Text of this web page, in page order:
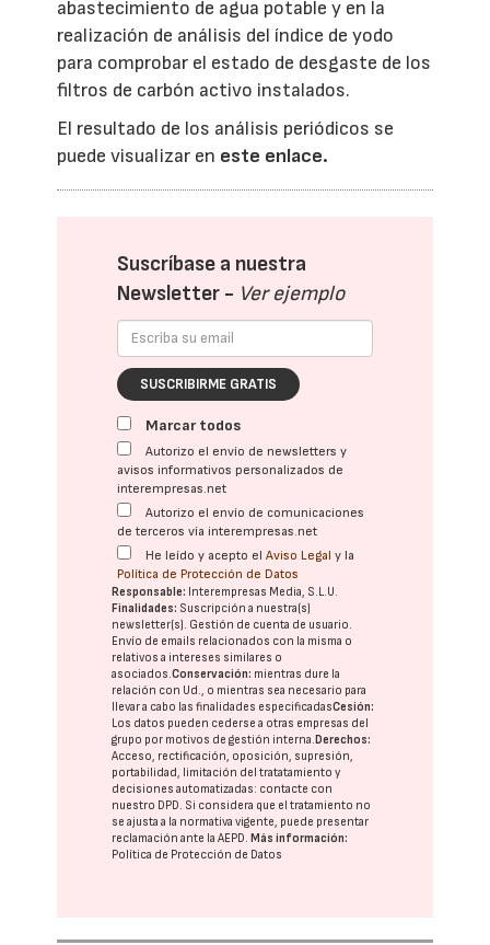
abastecimiento de agua potable y en la
realización de análisis del índice de yodo
para comprobar el estado de desgaste de los
filtros de carbón activo instalados.
El resultado de los análisis periódicos se
puede visualizar en este enlace.
Suscríbase a nuestra
Newsletter - Ver ejemplo
SUSCRIBIRME GRATIS
Marcar todos
Autorizo el envío de newsletters y
avisos informativos personalizados de
interempresas.net
Autorizo el envío de comunicaciones
de terceros vía interempresas.net
He leído y acepto elAviso Legal y la
Política de Protección de Datos
Responsable: Interempresas Media, S.L.U.
Finalidades: Suscripción a nuestra(s)
newsletter(s). Gestión de cuenta de usuario.
Envío de emails relacionados con la misma o
relativos a intereses similares o
asociados.Conservación: mientras dure la
relación con Ud., o mientras sea necesario para
llevar a cabo las finalidades especificadasCesión:
Los datos pueden cederse a otras empresas del
grupo por motivos de gestión interna.Derechos:
Acceso, rectificación, oposición, supresión,
portabilidad, limitación del tratatamiento y
decisiones automatizadas: contacte con
nuestro DPD. Si considera que el tratamiento no
se ajusta a la normativa vigente, puede presentar
reclamación ante laAEPD.Más información:
Política de Protección de Datos